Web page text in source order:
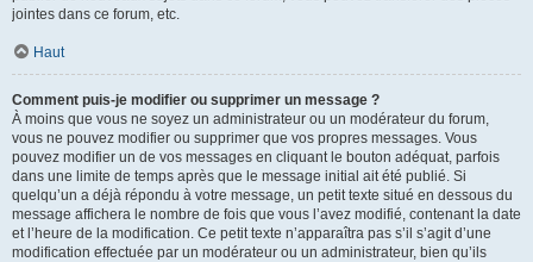
jointes dans ce forum, etc.
Haut
Comment puis-je modifier ou supprimer un message ?
À moins que vous ne soyez un administrateur ou un modérateur du forum,
vous ne pouvez modifier ou supprimer que vos propres messages. Vous
pouvez modifier un de vos messages en cliquant le bouton adéquat, parfois
dans une limite de temps après que le message initial ait été publié. Si
quelqu’un a déjà répondu à votre message, un petit texte situé en dessous du
message affichera le nombre de fois que vous l’avez modifié, contenant la date
et l’heure de la modification. Ce petit texte n’apparaîtra pas s’il s’agit d’une
modification effectuée par un modérateur ou un administrateur, bien qu’ils